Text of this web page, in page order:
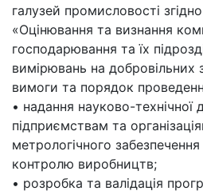
галузей промисловості
«Оцінювання та визнання
господарювання та їх
вимірювань на добровільних
вимоги та порядок
• надання науково-технічної
підприємствам та
метрологічного забезпечення
контролю виробництв;
• розробка та валідація